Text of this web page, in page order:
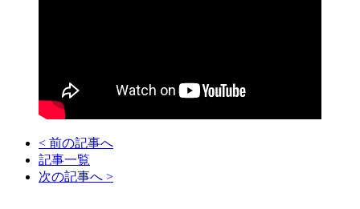
< 前の記事へ
記事一覧
次の記事へ >